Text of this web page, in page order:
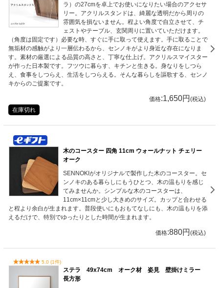
ラ）の27cmを卓上でお使いになりたい場合のアクセサ
リー。アクリルスタンドは、綺麗な透明だから周りの
雰囲気を損ないません。程よい角度で自立させて、チ
ェストやテーブル、玄関周りに置いていただけます。
（角度は固定です）必要な時、すぐに手に取って使えます。手に取ることで
無垢材の感触がより一層伝わるから、センノキがより身近な存在になりま
す。素材の厳選による品質の高さと、丁寧な仕上げ。アクリルスマイスター
が作った日本製です。フツウに暮らす、キチンと生きる。身なりをしつら
え、食事をしつらえ、生活をしつらえる。そんな暮らしを謳歌する、センノ
キからのご提案です。
価格:1,650円 (税込)
在庫切れ
木のコースター 四角 11cm ウォールナット チェリー
オーク
SENNOKIがオリジナルで製作した木のコースター。セ
ンノキのある暮らしにもうひとつ、木の温もりを感じ
てみませんか。シンプルな木のコースターは、
11cm×11cmと少し大きめのサイズ。カップと合わせる
と程より余白が生まれます。普段使いにもおもてなしにも、木の温もりを添
えるだけで、特別でゆったりとした時間が生まれます。
価格:880円 (税込)
5.0 (1件)
ステラ 49x74cm オーク材 姿見 壁掛けミラー
長方形